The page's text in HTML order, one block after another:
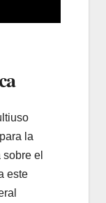
la
el
este